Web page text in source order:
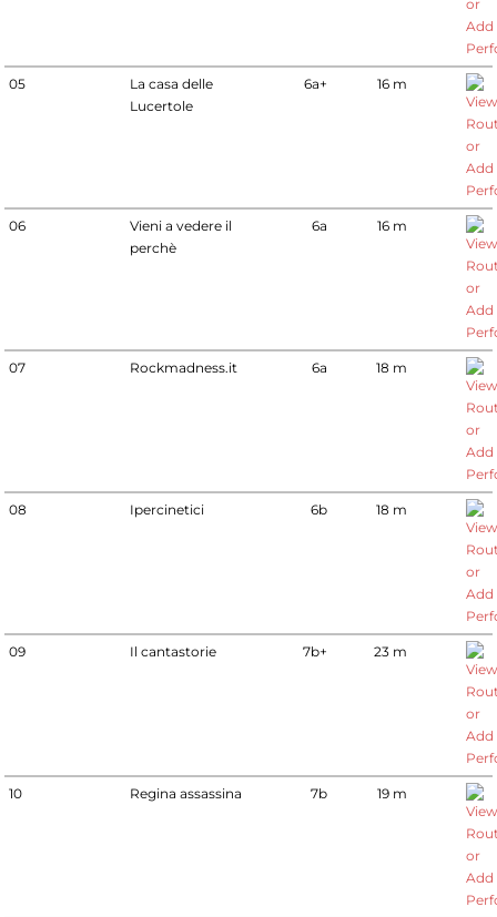
05
La casa delle
Lucertole
6a+ 16 m
06
Vieni a vedere il
perchè
6a 16 m
07 Rockmadness.it 6a 18 m
08 Ipercinetici 6b 18 m
09 Il cantastorie 7b+ 23 m
10 Regina assassina 7b 19 m